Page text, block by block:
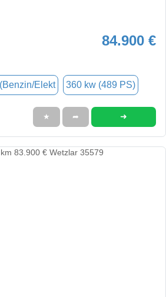
84.900 €
Elekt 360 kw (489 PS)
★ ➦ ➜